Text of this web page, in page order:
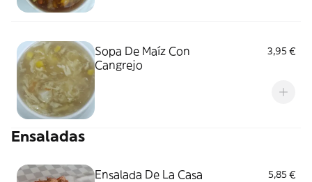
Sopa De Maíz Con
Cangrejo
3,95 €
Ensaladas
Ensalada De La Casa 5,85 €